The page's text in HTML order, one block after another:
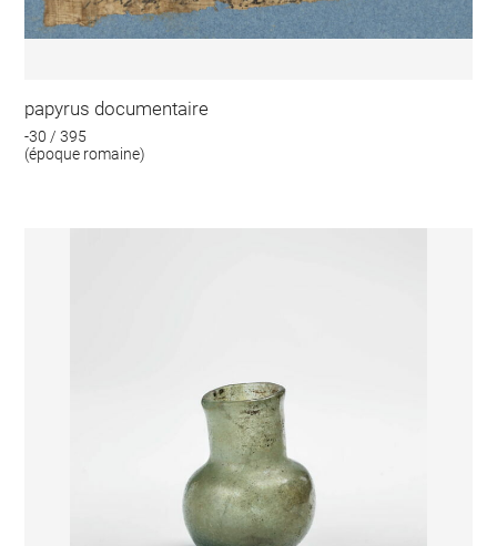
papyrus documentaire
-30 / 395
(époque romaine)